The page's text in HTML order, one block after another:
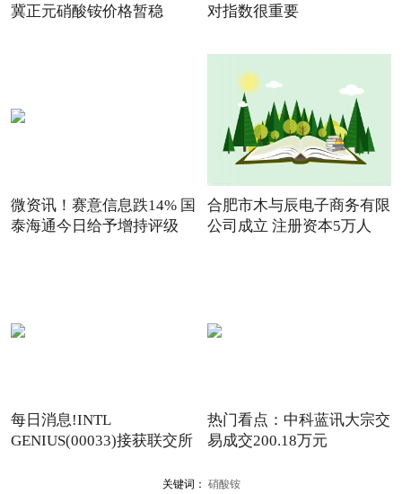
冀正元硝酸铵价格暂稳
对指数很重要
微资讯！赛意信息跌14% 国
泰海通今日给予增持评级
合肥市木与辰电子商务有限
公司成立 注册资本5万人
每日消息!INTL
GENIUS(00033)接获联交所
热门看点：中科蓝讯大宗交
易成交200.18万元
关键词： 硝酸铵